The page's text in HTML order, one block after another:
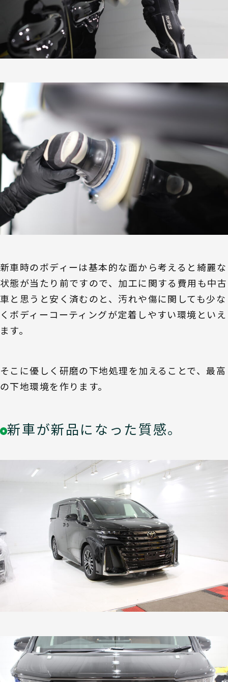
新車時のボディーは基本的な面から考えると綺麗な
状態が当たり前ですので、加工に関する費用も中古
車と思うと安く済むのと、汚れや傷に関しても少な
くボディーコーティングが定着しやすい環境といえ
ます。
そこに優しく研磨の下地処理を加えることで、最高
の下地環境を作ります。
新車が新品になった質感。